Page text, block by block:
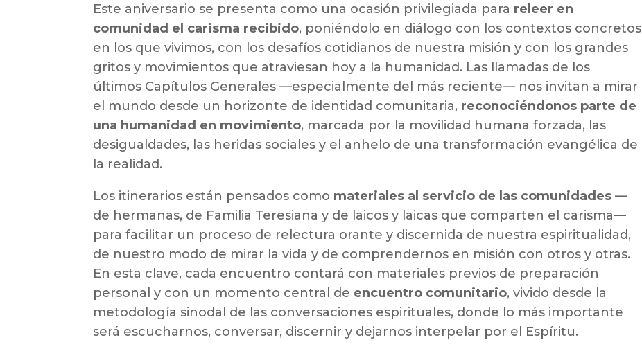
Este aniversario se presenta como una ocasión privilegiada para releer en
comunidad el carisma recibido, poniéndolo en diálogo con los contextos concretos
en los que vivimos, con los desafíos cotidianos de nuestra misión y con los grandes
gritos y movimientos que atraviesan hoy a la humanidad. Las llamadas de los
últimos Capítulos Generales —especialmente del más reciente— nos invitan a mirar
el mundo desde un horizonte de identidad comunitaria, reconociéndonos parte de
una humanidad en movimiento, marcada por la movilidad humana forzada, las
desigualdades, las heridas sociales y el anhelo de una transformación evangélica de
la realidad.
Los itinerarios están pensados como materiales al servicio de las comunidades —
de hermanas, de Familia Teresiana y de laicos y laicas que comparten el carisma—
para facilitar un proceso de relectura orante y discernida de nuestra espiritualidad,
de nuestro modo de mirar la vida y de comprendernos en misión con otros y otras.
En esta clave, cada encuentro contará con materiales previos de preparación
personal y con un momento central de encuentro comunitario, vivido desde la
metodología sinodal de las conversaciones espirituales, donde lo más importante
será escucharnos, conversar, discernir y dejarnos interpelar por el Espíritu.